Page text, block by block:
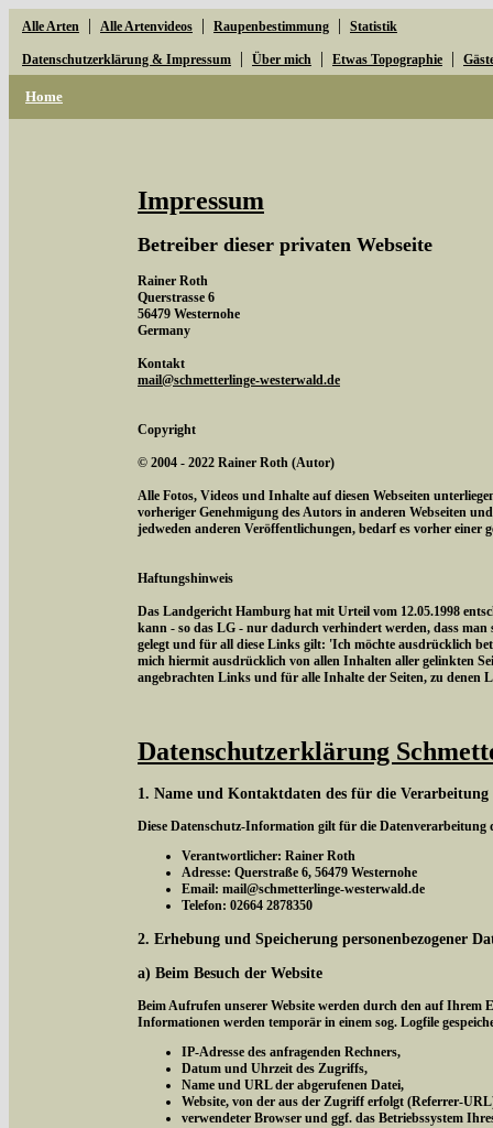
Alle Arten | Alle Artenvideos | Raupenbestimmung | Statistik
Datenschutzerklärung & Impressum | Über mich | Etwas Topographie |
Home
Impressum
Betreiber dieser privaten Webseite
Rainer Roth
Querstrasse 6
56479 Westernohe
Germany
Kontakt
mail@schmetterlinge-westerwald.de
Copyright
© 2004 - 2022 Rainer Roth (Autor)
Alle Fotos, Videos und Inhalte auf diesen Webseiten
vorheriger Genehmigung des Autors in anderen Webseiten
jedweden anderen Veröffentlichungen, bedarf es vorher einer
Haftungshinweis
Das Landgericht Hamburg hat mit Urteil vom 12.05.1998
kann - so das LG - nur dadurch verhindert werden, dass
gelegt und für all diese Links gilt: 'Ich möchte ausdrücklich
mich hiermit ausdrücklich von allen Inhalten aller gelinkten
angebrachten Links und für alle Inhalte der Seiten, zu denen
Datenschutzerklärung
1. Name und Kontaktdaten des für die
Diese Datenschutz-Information gilt für die Datenverarbeitung
Verantwortlicher: Rainer Roth
Adresse: Querstraße 6, 56479 Westernohe
Email: mail@schmetterlinge-westerwald.de
Telefon: 02664 2878350
2. Erhebung und Speicherung personenbezogener
a) Beim Besuch der Website
Beim Aufrufen unserer Website werden durch den auf Ihrem
Informationen werden temporär in einem sog. Logfile
IP-Adresse des anfragenden Rechners,
Datum und Uhrzeit des Zugriffs,
Name und URL der abgerufenen Datei,
Website, von der aus der Zugriff erfolgt (Referrer-
verwendeter Browser und ggf. das Betriebssystem